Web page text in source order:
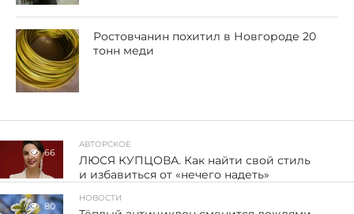
Ростовчанин похитил в Новгороде 20
тонн меди
66
АВТОРСКОЕ
ЛЮСЯ КУПЦОВА. Как найти свой стиль
и избавиться от «нечего надеть»
80
НОВОСТИ